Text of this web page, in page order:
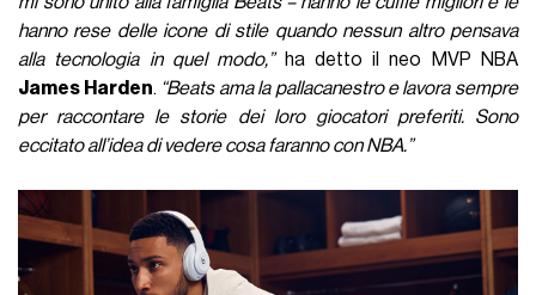
hanno rese delle icone di stile quando nessun altro pensava
alla tecnologia in quel modo,”ha detto il neo MVP NBA
James Harden. “Beats ama la pallacanestro e lavora sempre
per raccontare le storie dei loro giocatori preferiti. Sono
eccitato all’idea di vedere cosa faranno con NBA.”